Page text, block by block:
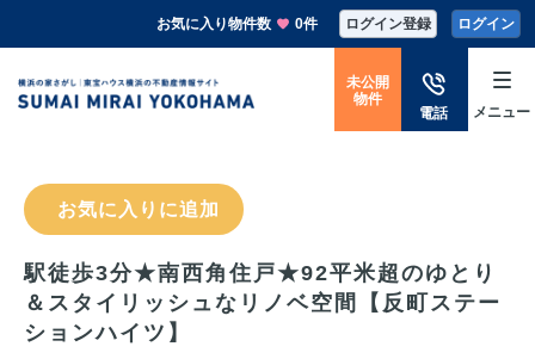
お気に入り物件数 0件 ログイン登録 ログイン
電話
未公開
物件
メニュー
お気に入りに追加
駅徒歩3分★南西角住戸★92平米超のゆとり
＆スタイリッシュなリノベ空間【反町ステー
ションハイツ】